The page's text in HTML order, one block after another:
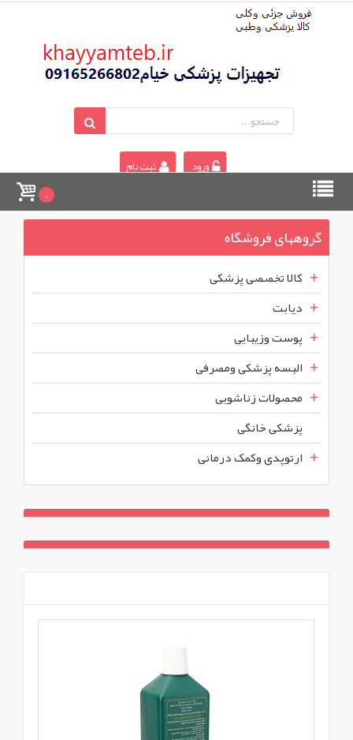
ورود ثبت نام
0
گروههای فروشگاه
کالا تخصصی پزشکی
دیابت
پوست وزیبایی
البسه پزشکی ومصرفی
محصولات زناشویی
پزشکی خانگی
ارتوپدی وکمک درمانی